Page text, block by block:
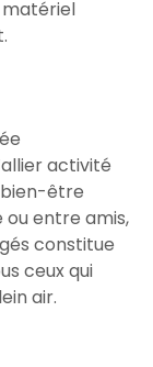
activité
être
ou entre amis,
constitue
ceux qui
air.